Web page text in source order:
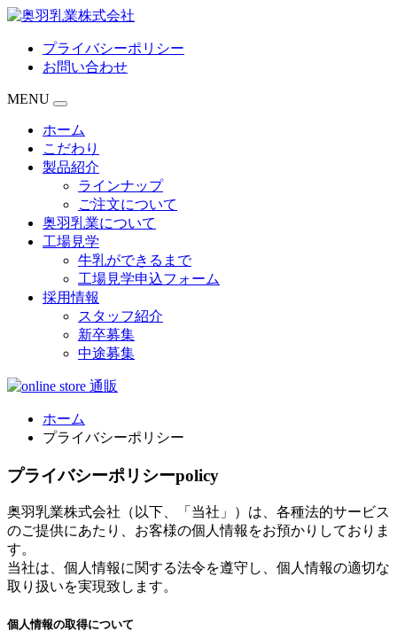
プライバシーポリシー
お問い合わせ
MENU
ホーム
こだわり
製品紹介
ラインナップ
ご注文について
奥羽乳業について
工場見学
牛乳ができるまで
工場見学申込フォーム
採用情報
スタッフ紹介
新卒募集
中途募集
ホーム
プライバシーポリシー
プライバシーポリシーpolicy
奥羽乳業株式会社（以下、「当社」）は、各種法的サービス
のご提供にあたり、お客様の個人情報をお預かりしておりま
す。
当社は、個人情報に関する法令を遵守し、個人情報の適切な
取り扱いを実現致します。
個人情報の取得について